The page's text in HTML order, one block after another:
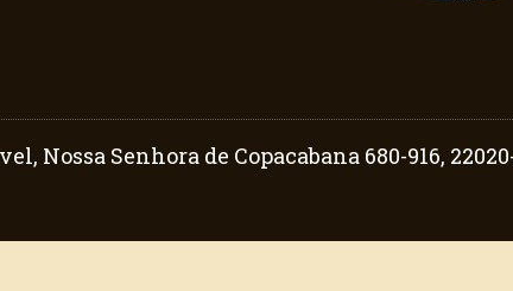
Nossa Senhora de Copacabana 680-916,